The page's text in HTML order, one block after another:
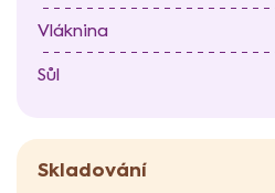
Vláknina
Sůl
Skladování